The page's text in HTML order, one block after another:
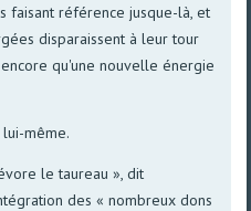
faisant référence jusque-là, et
disparaissent à leur tour
qu'une nouvelle énergie
même.
le taureau », dit
des « nombreux dons